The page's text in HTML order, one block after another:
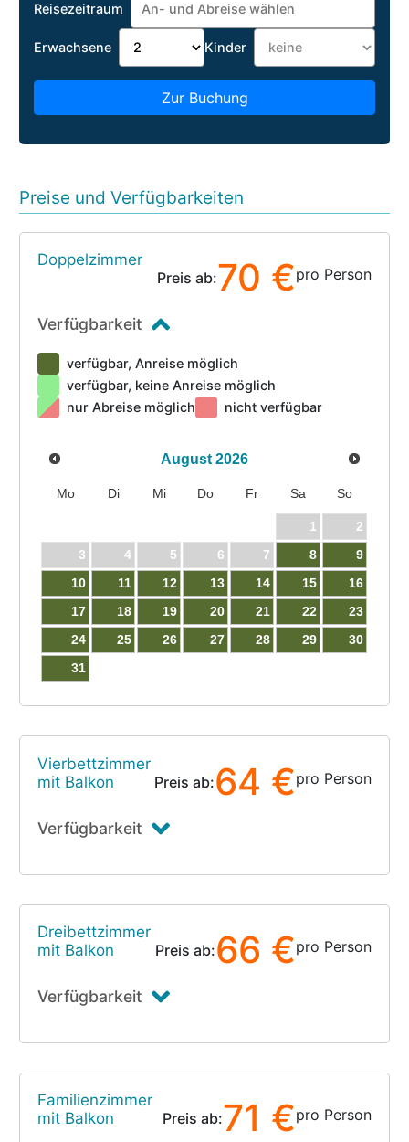
Reisezeitraum
Erwachsene Kinder
Zur Buchung
Preise und Verfügbarkeiten
Doppelzimmer
Preis ab:70 €pro Person
Verfügbarkeit
verfügbar, Anreise möglich
verfügbar, keine Anreise möglich
nur Abreise möglich
nicht verfügbar
August 2026
Mo Di Mi Do Fr Sa So
1
2
3
4 5 6 7 8
9
10
11 12 13 14 15
16
17
18 19 20 21 22
23
24
25 26 27 28 29
30
31
Vierbettzimmer
mit Balkon
Preis ab:64 €pro Person
Verfügbarkeit
Dreibettzimmer
mit Balkon
Preis ab:66 €pro Person
Verfügbarkeit
Familienzimmer
mit Balkon
Preis ab:71 €pro Person